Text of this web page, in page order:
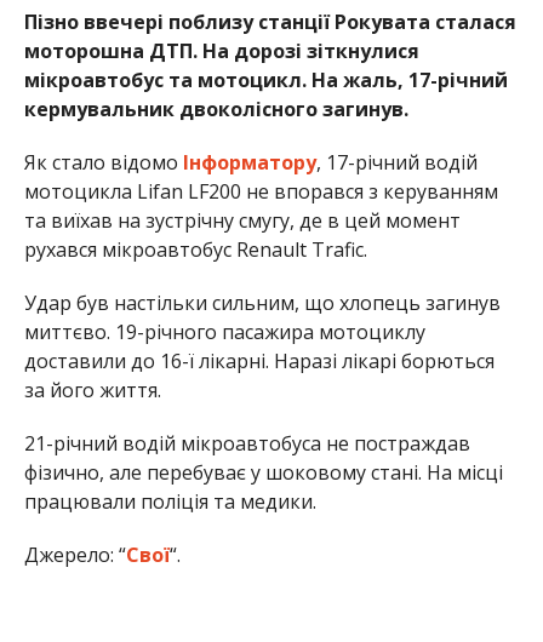
Пізно ввечері поблизу станції Рокувата сталася
моторошна ДТП. На дорозі зіткнулися
мікроавтобус та мотоцикл. На жаль, 17-річний
кермувальник двоколісного загинув.
Як стало відомо Інформатору, 17-річний водій
мотоцикла Lifan LF200 не впорався з керуванням
та виїхав на зустрічну смугу, де в цей момент
рухався мікроавтобус Renault Trafic.
Удар був настільки сильним, що хлопець загинув
миттєво. 19-річного пасажира мотоциклу
доставили до 16-ї лікарні. Наразі лікарі борються
за його життя.
21-річний водій мікроавтобуса не постраждав
фізично, але перебуває у шоковому стані. На місці
працювали поліція та медики.
Джерело: “Свої“.